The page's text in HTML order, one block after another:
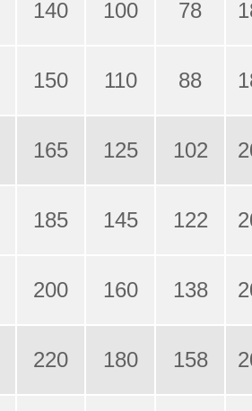
140 100 78
150 110 88
165 125 102
185 145 122
200 160 138
220 180 158